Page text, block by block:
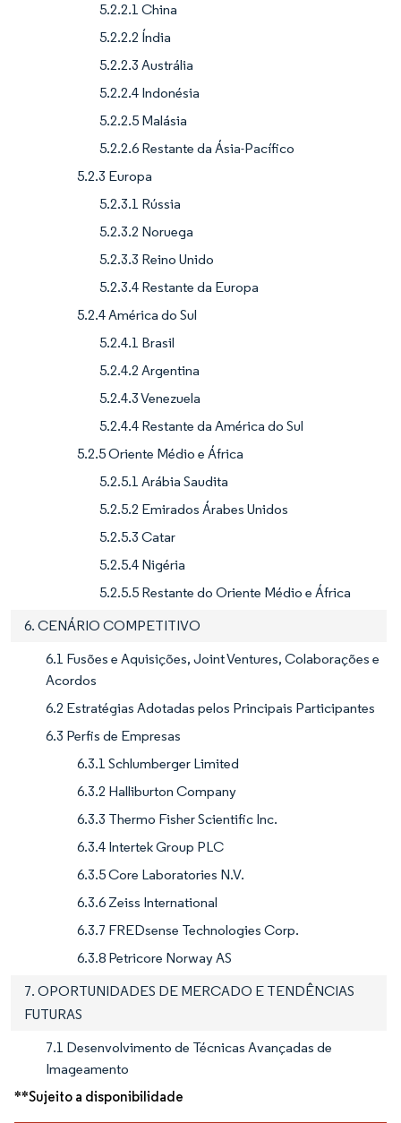
5.2.2.1 China
5.2.2.2 Índia
5.2.2.3 Austrália
5.2.2.4 Indonésia
5.2.2.5 Malásia
5.2.2.6 Restante da Ásia-Pacífico
5.2.3 Europa
5.2.3.1 Rússia
5.2.3.2 Noruega
5.2.3.3 Reino Unido
5.2.3.4 Restante da Europa
5.2.4 América do Sul
5.2.4.1 Brasil
5.2.4.2 Argentina
5.2.4.3 Venezuela
5.2.4.4 Restante da América do Sul
5.2.5 Oriente Médio e África
5.2.5.1 Arábia Saudita
5.2.5.2 Emirados Árabes Unidos
5.2.5.3 Catar
5.2.5.4 Nigéria
5.2.5.5 Restante do Oriente Médio e África
6. CENÁRIO COMPETITIVO
6.1 Fusões e Aquisições, Joint Ventures, Colaborações e
Acordos
6.2 Estratégias Adotadas pelos Principais Participantes
6.3 Perfis de Empresas
6.3.1 Schlumberger Limited
6.3.2 Halliburton Company
6.3.3 Thermo Fisher Scientific Inc.
6.3.4 Intertek Group PLC
6.3.5 Core Laboratories N.V.
6.3.6 Zeiss International
6.3.7 FREDsense Technologies Corp.
6.3.8 Petricore Norway AS
7. OPORTUNIDADES DE MERCADO E TENDÊNCIAS
FUTURAS
7.1 Desenvolvimento de Técnicas Avançadas de
Imageamento
**Sujeito a disponibilidade